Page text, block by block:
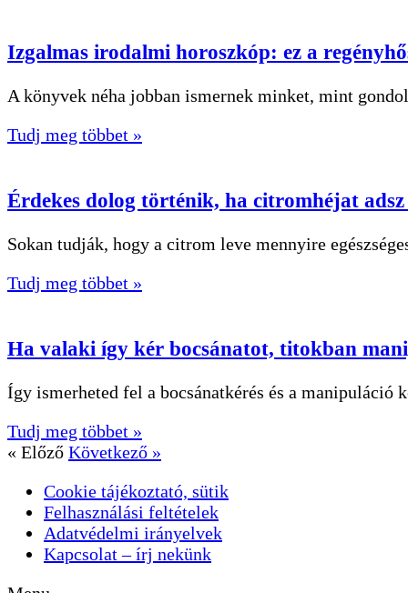
Izgalmas irodalmi horoszkóp: ez a
A könyvek néha jobban ismernek minket, mint
Tudj meg többet »
Érdekes dolog történik, ha citromhéjat adsz
Sokan tudják, hogy a citrom leve mennyire
Tudj meg többet »
Ha valaki így kér bocsánatot, titokban
Így ismerheted fel a bocsánatkérés és a
Tudj meg többet »
« Előző Következő »
Cookie tájékoztató, sütik
Felhasználási feltételek
Adatvédelmi irányelvek
Kapcsolat – írj nekünk